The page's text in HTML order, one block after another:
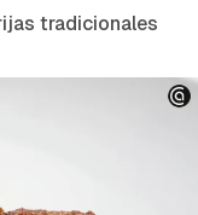
tradicionales